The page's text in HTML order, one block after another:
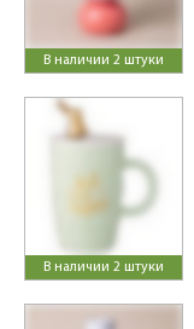
В наличии 2 штуки
В наличии 2 штуки